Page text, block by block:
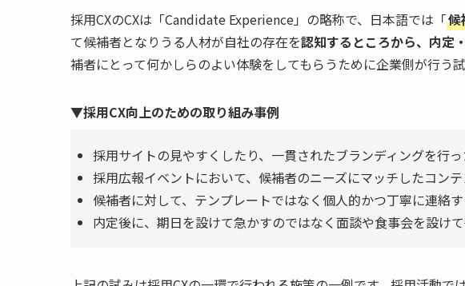
採用CXのCXは「Candidate Experience」の略称で、日本語では「候
て候補者となりうる人材が自社の存在を認知するところから、内定
補者にとって何かしらのよい体験をしてもらうために企業側が行う試
▼採用CX向上のための取り組み事例
採用サイトの見やすくしたり、一貫されたブランディングを行
採用広報イベントにおいて、候補者のニーズにマッチしたコン
候補者に対して、テンプレートではなく個人的かつ丁寧に連絡
内定後に、期日を設けて急かすのではなく面談や食事会を設け